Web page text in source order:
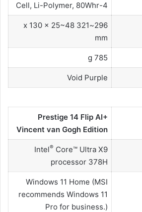
4-Cell, Li-Polymer, 80Whr
296~321 x 130 x 25~48
mm
785 g
Void Purple
Prestige 14 Flip AI+
Vincent van Gogh Edition
Intel® Core™ Ultra X9
processor 378H
Windows 11 Home (MSI
recommends Windows 11
Pro for business.)